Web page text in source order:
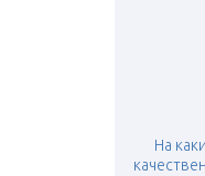
На